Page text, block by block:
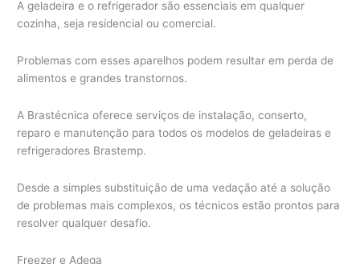
A geladeira e o refrigerador são essenciais em qualquer
cozinha, seja residencial ou comercial.
Problemas com esses aparelhos podem resultar em perda de
alimentos e grandes transtornos.
A Brastécnica oferece serviços de instalação, conserto,
reparo e manutenção para todos os modelos de geladeiras e
refrigeradores Brastemp.
Desde a simples substituição de uma vedação até a solução
de problemas mais complexos, os técnicos estão prontos para
resolver qualquer desafio.
Freezer e Adega